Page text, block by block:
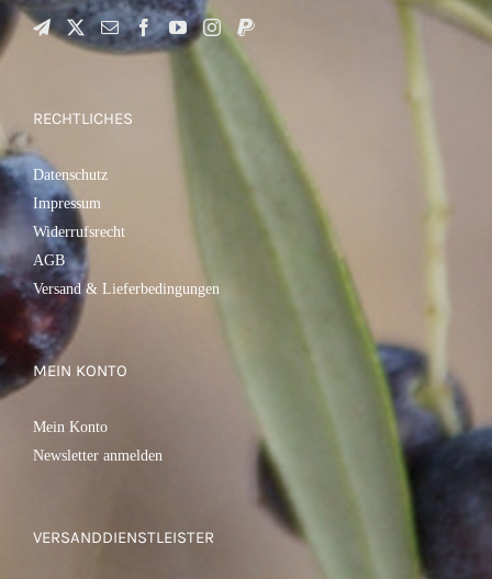
RECHTLICHES
Datenschutz
Impressum
Widerrufsrecht
AGB
Versand & Lieferbedingungen
MEIN KONTO
Mein Konto
Newsletter anmelden
VERSANDDIENSTLEISTER